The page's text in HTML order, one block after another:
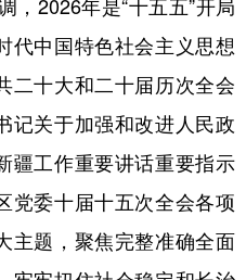
2026年是“十五五”开局
代中国特色社会主义思想
二十大和二十届历次全会
记关于加强和改进人民政
疆工作重要讲话重要指示
党委十届十五次全会各项
主题，聚焦完整准确全面